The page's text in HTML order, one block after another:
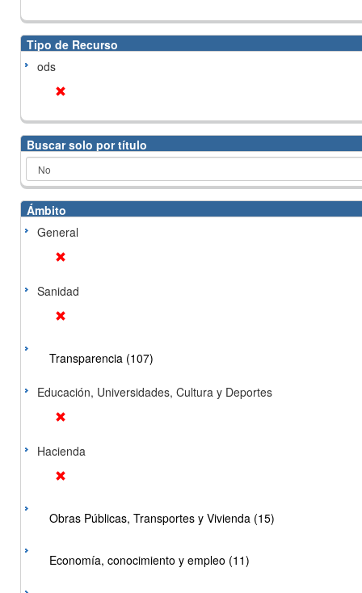
Tipo de Recurso
ods
Buscar solo por título
Ámbito
General
Sanidad
Transparencia (107)
Educación, Universidades, Cultura y Deportes
Hacienda
Obras Públicas, Transportes y Vivienda (15)
Economía, conocimiento y empleo (11)